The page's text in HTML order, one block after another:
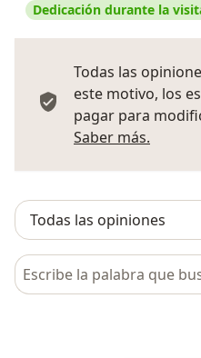
Dedicación durante la
Todas las
este motivo, los
pagar para
Saber más.
Busca en opiniones